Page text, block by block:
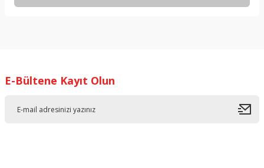
Ürün resmi kalitesiz, bozuk veya görüntülenemiyor.
E-Bültene Kayıt Olun